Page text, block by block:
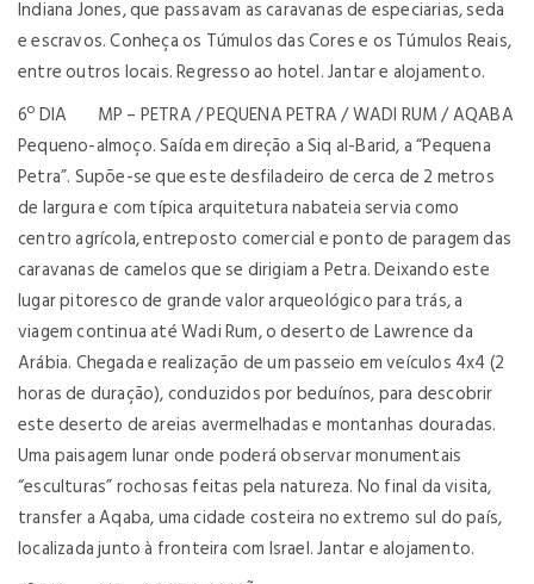
Indiana Jones, que passavam as caravanas de especiarias, seda
e escravos. Conheça os Túmulos das Cores e os Túmulos Reais,
entre outros locais. Regresso ao hotel. Jantar e alojamento.
6º DIA MP – PETRA / PEQUENA PETRA / WADI RUM / AQABA
Pequeno-almoço. Saída em direção a Siq al-Barid, a “Pequena
Petra”. Supõe-se que este desfiladeiro de cerca de 2 metros
de largura e com típica arquitetura nabateia servia como
centro agrícola, entreposto comercial e ponto de paragem das
caravanas de camelos que se dirigiam a Petra. Deixando este
lugar pitoresco de grande valor arqueológico para trás, a
viagem continua até Wadi Rum, o deserto de Lawrence da
Arábia. Chegada e realização de um passeio em veículos 4x4 (2
horas de duração), conduzidos por beduínos, para descobrir
este deserto de areias avermelhadas e montanhas douradas.
Uma paisagem lunar onde poderá observar monumentais
“esculturas” rochosas feitas pela natureza. No final da visita,
transfer a Aqaba, uma cidade costeira no extremo sul do país,
localizada junto à fronteira com Israel. Jantar e alojamento.